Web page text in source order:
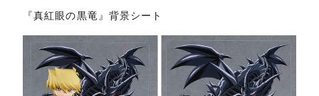
『真紅眼の黒竜』背景シート